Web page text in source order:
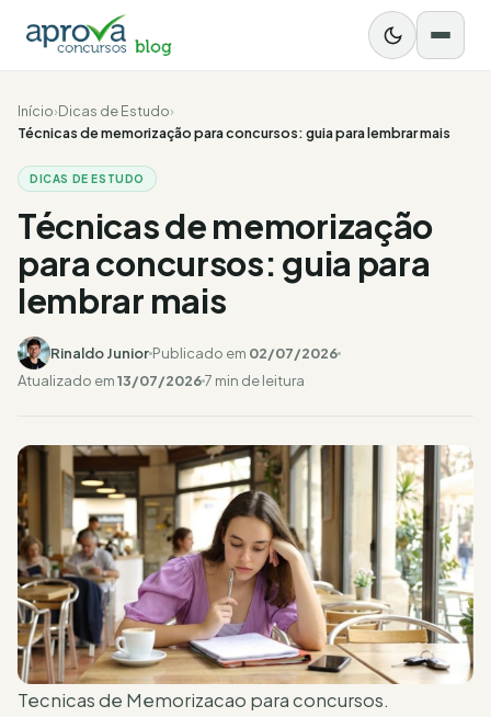
Início›Dicas de Estudo›
Técnicas de memorização para concursos: guia para lembrar mais
DICAS DE ESTUDO
Técnicas de memorização
para concursos: guia para
lembrar mais
Rinaldo Junior Publicado em 02/07/2026
Atualizado em13/07/20267 min de leitura
Tecnicas de Memorizacao para concursos.